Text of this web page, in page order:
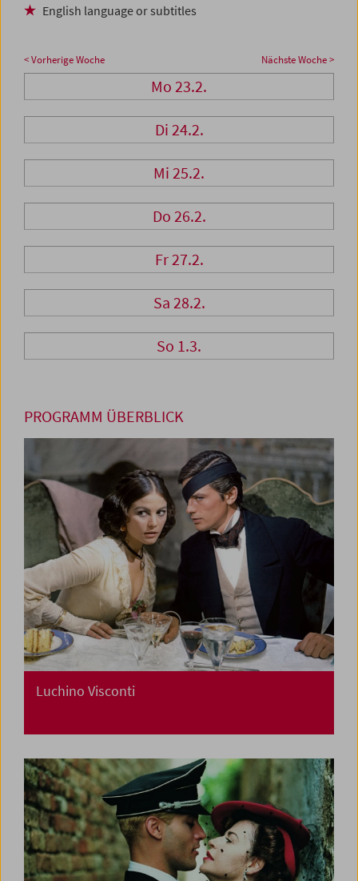
English language or subtitles
< Vorherige Woche Nächste Woche >
Mo 23.2.
Di 24.2.
Mi 25.2.
Do 26.2.
Fr 27.2.
Sa 28.2.
So 1.3.
PROGRAMM ÜBERBLICK
Luchino Visconti